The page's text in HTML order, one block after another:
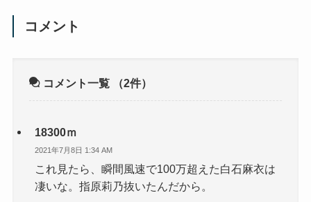
コメント
コメント一覧 （2件）
18300ｍ
2021年7月8日 1:34 AM
これ見たら、瞬間風速で100万超えた白石麻衣は
凄いな。指原莉乃抜いたんだから。